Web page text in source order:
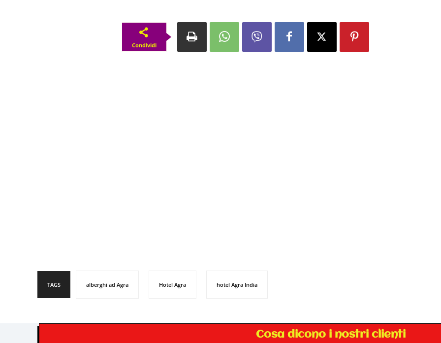
Condividi
TAGS alberghi ad Agra Hotel Agra hotel Agra India
Cosa dicono i nostri clienti